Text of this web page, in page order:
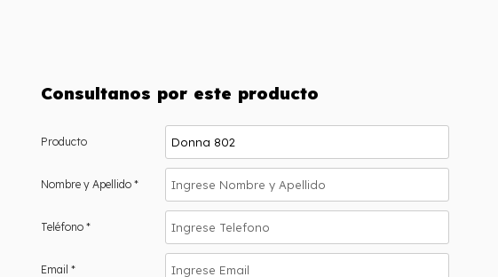
Consultanos por este producto
Producto
Nombre y Apellido *
Teléfono *
Email *